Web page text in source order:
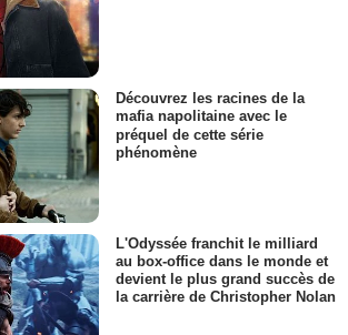
Découvrez les racines de la
mafia napolitaine avec le
préquel de cette série
phénomène
L'Odyssée franchit le milliard
au box-office dans le monde et
devient le plus grand succès de
la carrière de Christopher Nolan